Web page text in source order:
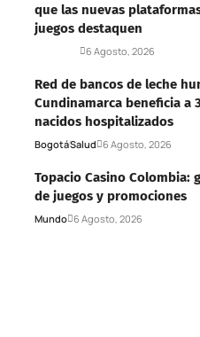
que las nuevas
juegos destaquen
6 Agosto, 2026
Red de bancos de leche
Cundinamarca beneficia a
nacidos hospitalizados
BogotáSalud 6 Agosto, 2026
Topacio Casino Colombia:
de juegos y promociones
Mundo 6 Agosto, 2026